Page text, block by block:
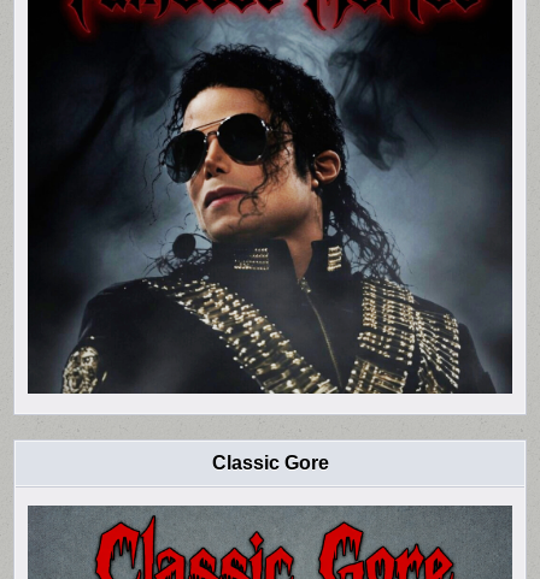
Classic Gore